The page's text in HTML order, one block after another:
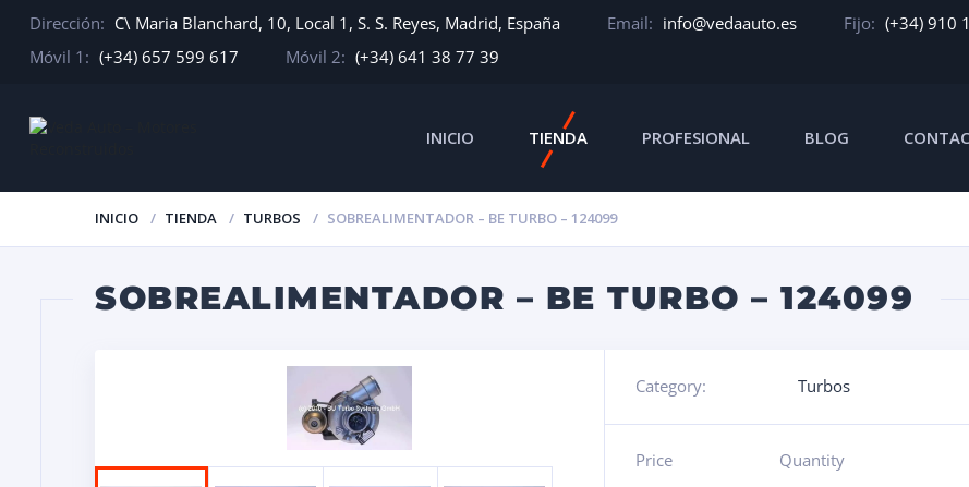
Dirección: C\ Maria Blanchard, 10, Local 1, S. S. Reyes, Madrid, España Email: info@vedaauto.es Fijo: (+34) 910
Móvil 1: (+34) 657 599 617 Móvil 2: (+34) 641 38 77 39
INICIO TIENDA PROFESIONAL BLOG
INICIO TIENDA TURBOS SOBREALIMENTADOR – BE TURBO – 124099
SOBREALIMENTADOR – BE TURBO – 124099
Category: Turbos
Price
Quantity